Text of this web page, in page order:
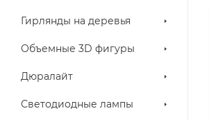
Гирлянды на деревья
Объемные 3D фигуры
Дюралайт
Светодиодные лампы